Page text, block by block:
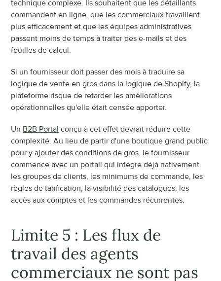
technique complexe. Ils souhaitent que les détaillants
commandent en ligne, que les commerciaux travaillent
plus efficacement et que les équipes administratives
passent moins de temps à traiter des e-mails et des
feuilles de calcul.
Si un fournisseur doit passer des mois à traduire sa
logique de vente en gros dans la logique de Shopify, la
plateforme risque de retarder les améliorations
opérationnelles qu'elle était censée apporter.
Un B2B Portal conçu à cet effet devrait réduire cette
complexité. Au lieu de partir d'une boutique grand public
pour y ajouter des conditions de gros, le fournisseur
commence avec un portail qui intègre déjà nativement
les groupes de clients, les minimums de commande, les
règles de tarification, la visibilité des catalogues, les
accès aux comptes et les commandes récurrentes.
Limite 5 : Les flux de
travail des agents
commerciaux ne sont pas